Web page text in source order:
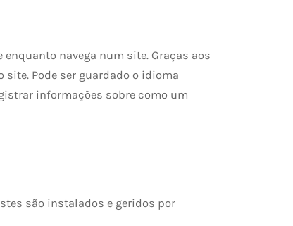
navega num site. Graças aos
Pode ser guardado o idioma
informações sobre como um
são instalados e geridos por